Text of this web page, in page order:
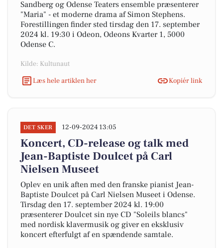
Sandberg og Odense Teaters ensemble præsenterer
"Maria" - et moderne drama af Simon Stephens.
Forestillingen finder sted tirsdag den 17. september
2024 kl. 19:30 i Odeon, Odeons Kvarter 1, 5000
Odense C.
Kilde: Kultunaut
Læs hele artiklen her
Kopiér link
DET SKER 12-09-2024 13:05
Koncert, CD-release og talk med
Jean-Baptiste Doulcet på Carl
Nielsen Museet
Oplev en unik aften med den franske pianist Jean-
Baptiste Doulcet på Carl Nielsen Museet i Odense.
Tirsdag den 17. september 2024 kl. 19:00
præsenterer Doulcet sin nye CD "Soleils blancs"
med nordisk klavermusik og giver en eksklusiv
koncert efterfulgt af en spændende samtale.